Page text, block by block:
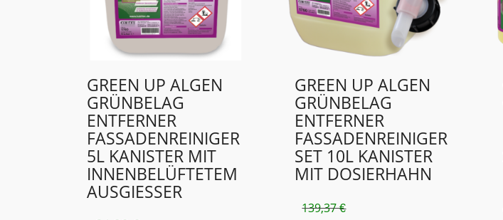
GREEN UP ALGEN
GRÜNBELAG
ENTFERNER
FASSADENREINIGER
5L KANISTER MIT
INNENBELÜFTETEM
AUSGIESSER
GREEN UP ALGEN
GRÜNBELAG
ENTFERNER
FASSADENREINIGER
SET 10L KANISTER
MIT DOSIERHAHN
139,37€